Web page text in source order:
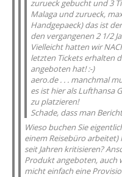
zurueck gebucht und 3
Malaga und zurueck,
Handgepaeck) das ist
den vergangenen 2 1/2
Vielleicht hatten wir
letzten Tickets erhalten
angeboten hat! :-)
aero.de . . . manchmal
es ist hier als Lufthansa
zu platzieren!
Schade, dass man
Wieso buchen Sie
einem Reisebüro arbeitet)
seit Jahren kritisieren?
Produkt angeboten, auch
micht einfach eine